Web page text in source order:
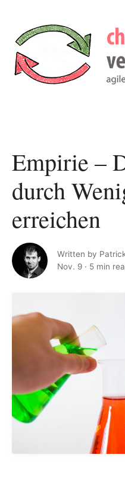
Empirie –
durch
erreichen
Written by
Nov. 9 · 5 min